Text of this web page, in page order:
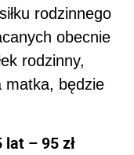
rodzinnego
obecnie
rodzinny,
matka, będzie
– 95 zł